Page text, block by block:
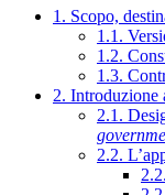
1. Scopo,
1.1.
1.2.
1.3.
2. Introduzione
2.1.
2.2.